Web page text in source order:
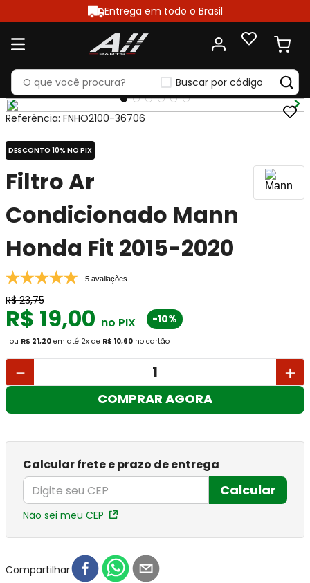
Entrega em todo o Brasil
Buscar por código
Referência: FNHO2100-36706
DESCONTO 10% NO PIX
Filtro Ar
Condicionado Mann
Honda Fit 2015-2020
5 avaliações
R$ 23,75
R$ 19,00 no PIX -10%
ou R$ 21,20 em até 2x de R$ 10,60 no cartão
＋
－
COMPRAR AGORA
Calcular frete e prazo de entrega
Calcular
Não sei meu CEP
Compartilhar